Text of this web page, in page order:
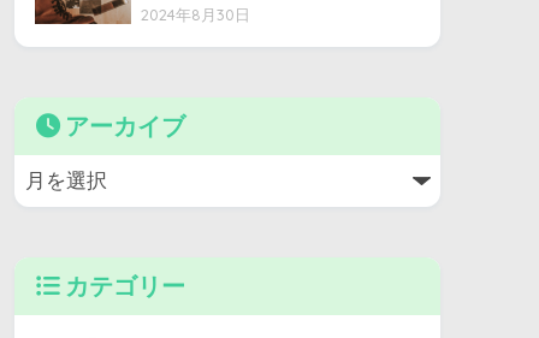
2024年8月30日
アーカイブ
カテゴリー